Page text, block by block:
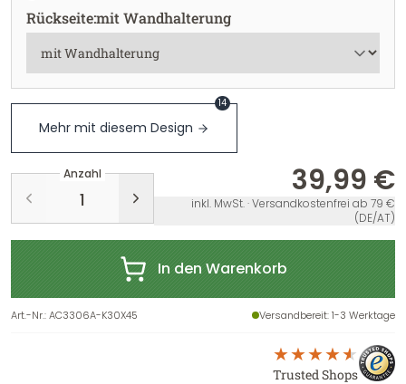
Rückseite:mit Wandhalterung
Mehr mit diesem Design
14
Anzahl 39,99 €
inkl. MwSt. · Versandkostenfrei ab 79 €
(DE/AT)
In den Warenkorb
Art.-Nr.:AC3306A-K30X45 Versandbereit: 1-3 Werktage
Trusted Shops